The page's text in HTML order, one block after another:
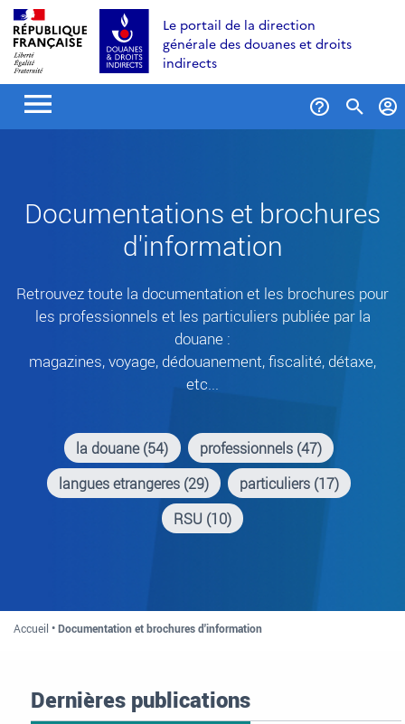
Aller
au
contenu
Aller
recherche
Aller
au
menu
Le portail de la direction
générale des douanes et droits
indirects
Documentations et brochures
d'information
Retrouvez toute la documentation et les brochures pour
les professionnels et les particuliers publiée par la
douane :
magazines, voyage, dédouanement, fiscalité, détaxe,
etc...
la douane (54) professionnels (47)
langues etrangeres (29) particuliers (17)
RSU (10)
Accueil Documentation et brochures d'information
Dernières publications